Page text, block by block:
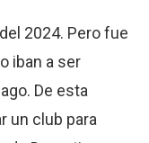
2024. Pero fue
iban a ser
De esta
un club para